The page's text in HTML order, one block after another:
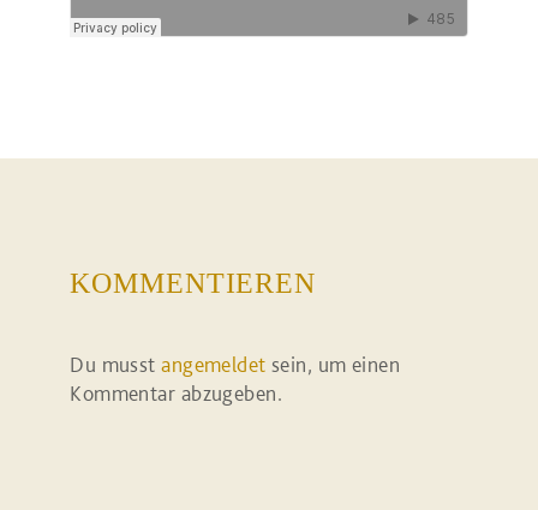
KOMMENTIEREN
Du musstangemeldet sein, um einen
Kommentar abzugeben.